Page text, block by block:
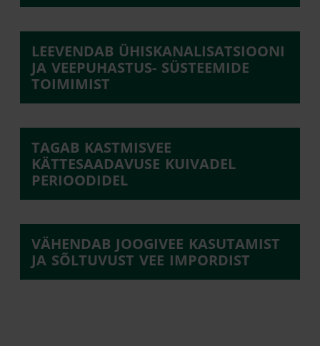
LEEVENDAB ÜHISKANALISATSIOONI
JA VEEPUHASTUS- SÜSTEEMIDE
TOIMIMIST
TAGAB KASTMISVEE
KÄTTESAADAVUSE KUIVADEL
PERIOODIDEL
VÄHENDAB JOOGIVEE KASUTAMIST
JA SÕLTUVUST VEE IMPORDIST